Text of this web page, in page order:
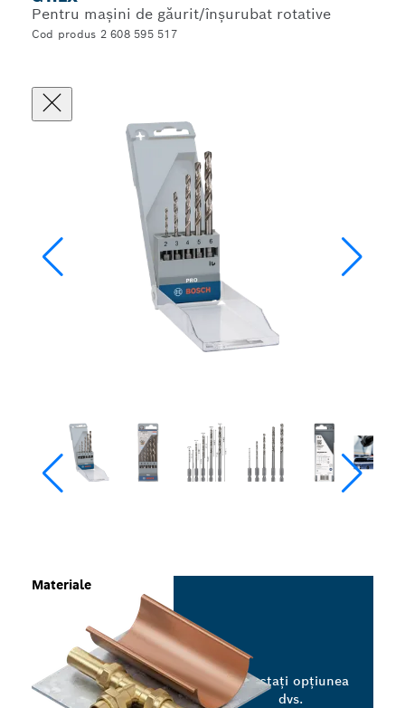
Pentru mașini de găurit/înșurubat rotative
Cod produs 2 608 595 517
Materiale
Selectați opțiunea
dvs.